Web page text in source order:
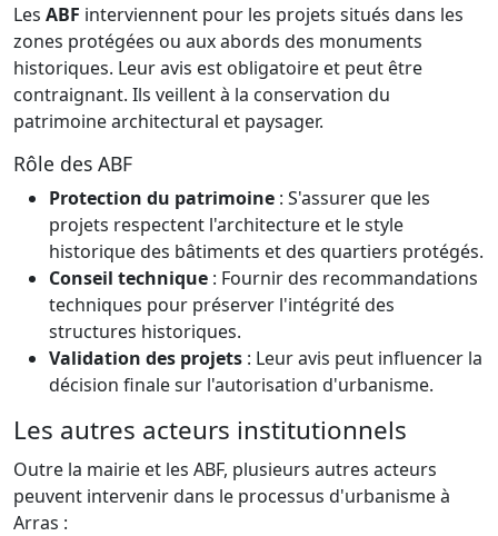
Les ABF interviennent pour les projets situés dans les
zones protégées ou aux abords des monuments
historiques. Leur avis est obligatoire et peut être
contraignant. Ils veillent à la conservation du
patrimoine architectural et paysager.
Rôle des ABF
Protection du patrimoine : S'assurer que les
projets respectent l'architecture et le style
historique des bâtiments et des quartiers protégés.
Conseil technique : Fournir des recommandations
techniques pour préserver l'intégrité des
structures historiques.
Validation des projets : Leur avis peut influencer la
décision finale sur l'autorisation d'urbanisme.
Les autres acteurs institutionnels
Outre la mairie et les ABF, plusieurs autres acteurs
peuvent intervenir dans le processus d'urbanisme à
Arras :